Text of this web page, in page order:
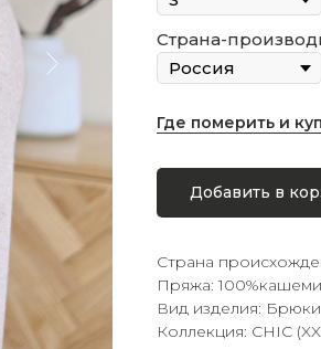
Страна-
Где померить и
Добавить в
Страна
Пряжа:
Вид изделия: Брюки
Коллекция: CHIC